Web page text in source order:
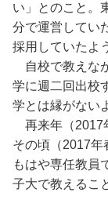
い」とのこと。
分で運営してい
採用していたよ
自校で教えな
学に週二回出校
学とは縁がない
再来年（2017
その頃（2017年
もはや専任教員
子大で教えるこ